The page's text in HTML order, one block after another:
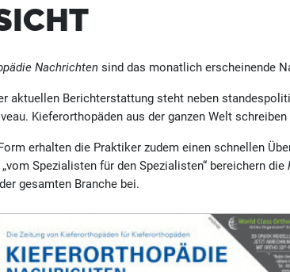
Nachrichten sind das monatlich erscheinende
aktuellen Berichterstattung steht neben
Kieferorthopäden aus der ganzen Welt
erhalten die Praktiker zudem einen schnellen
Spezialisten für den Spezialisten“ bereichern die
gesamten Branche bei.